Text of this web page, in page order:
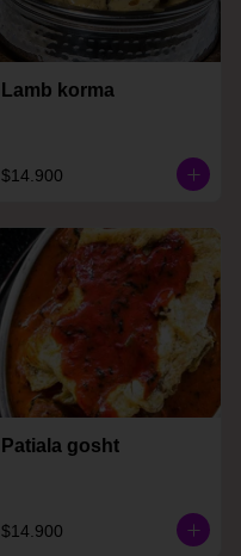
Lamb korma
$14.900
Patiala gosht
$14.900